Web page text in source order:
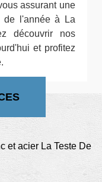
assurant une
de l'année à La
découvrir nos
et profitez
et acier La Teste De